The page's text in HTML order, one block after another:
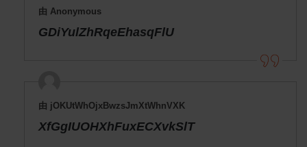
由 Anonymous
GDiYulZhRqeEhasqFlU
由 jOKUtWhOjxBwzsJmXtWhnVXK
XfGgIUOHXhFuxECXvkSlT